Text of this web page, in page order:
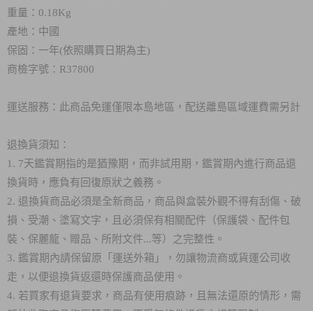
重量：0.18Kg
產地：中國
保固：一年(依照購買日期為主)
商檢字號：R37800
運送服務：此商品免運僅限本島地區，配送離島區域運費需另計
退換貨須知：
1. 7天鑑賞期指的是猶豫期，而非試用期，鑑賞期內進行商品退
換貨時，應負有回復原狀之義務。
2. 退換貨商品必須是全新商品，商品與盒裝外觀不得有刮傷、破
損、受潮、塗寫文字，且必須保有相關配件（保護袋、配件包
裝、保麗龍、贈品、所附文件...等）之完整性。
3. 鑑賞期內請保留原「運送外箱」，勿讓物流商或貨運公司收
走，以便退換貨返還時保護商品使用。
4. 若買家有退貨要求，商品有使用痕跡，且無法還原的情形，需